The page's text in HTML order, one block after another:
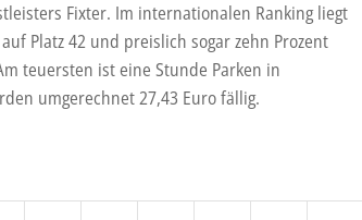
Fixter. Im internationalen Ranking liegt
Platz 42 und preislich sogar zehn Prozent
teuersten ist eine Stunde Parken in
umgerechnet 27,43 Euro fällig.